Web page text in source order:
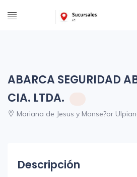
ABARCA SEGURIDAD
CIA. LTDA.
Mariana de Jesus y Monse?or
Descripción